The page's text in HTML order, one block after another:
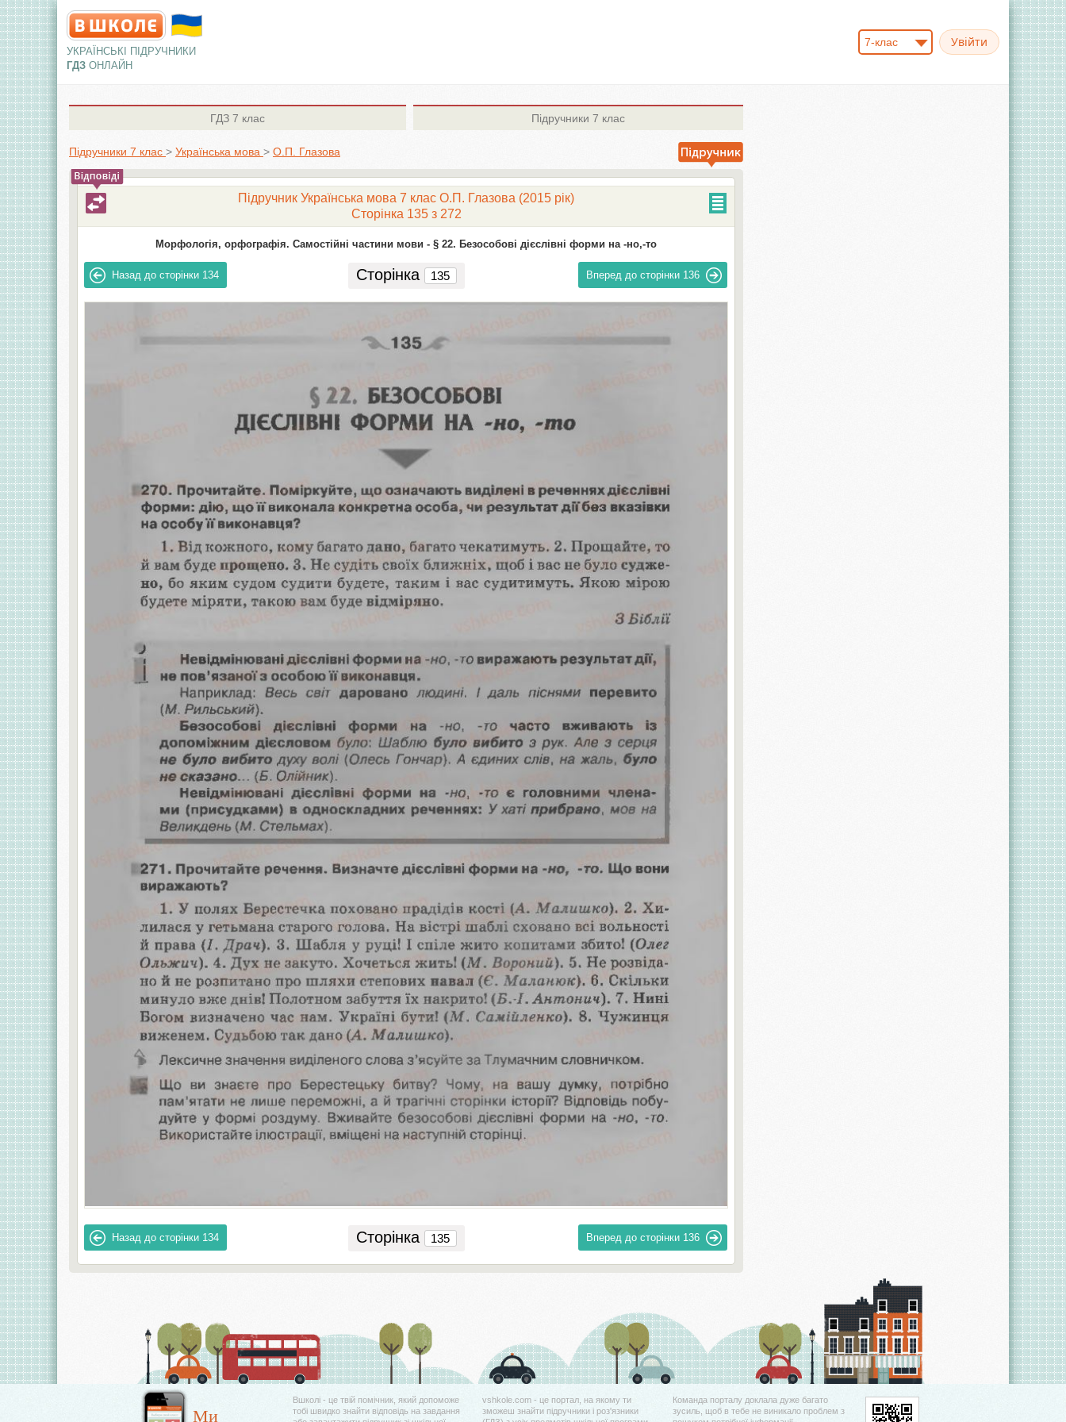
УКРАЇНСЬКІ ПІДРУЧНИКИ
ГДЗ ОНЛАЙН
7-клас
ГДЗ 7 клас Підручники 7 клас
Підручники 7 клас > Українська мова > О.П. Глазова
Підручник Українська мова 7 клас О.П. Глазова (2015 рік)
Сторінка 135 з 272
Морфологія, орфографія. Самостійні частини мови - § 22. Безособові дієслівні форми на -но,-то
Назад до сторінки 134 Сторінка Вперед до сторінки 136
Назад до сторінки 134 Сторінка Вперед до сторінки 136
Ми
Вшколі - це твій помічник, який допоможе
тобі швидко знайти відповідь на завдання
vshkole.com - це портал, на якому ти
зможеш знайти підручники і роз'язники
Команда порталу доклала дуже багато
зусиль, щоб в тебе не виникало проблем з